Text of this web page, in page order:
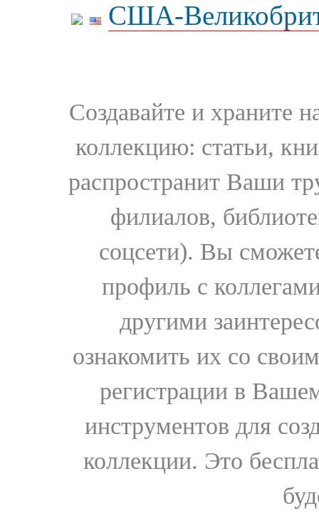
США-
Создавайте и храните
коллекцию: статьи,
распространит Ваши
филиалов,
соцсети). Вы
профиль с
другими
ознакомить их со
регистрации в
инструментов для
коллекции. Это